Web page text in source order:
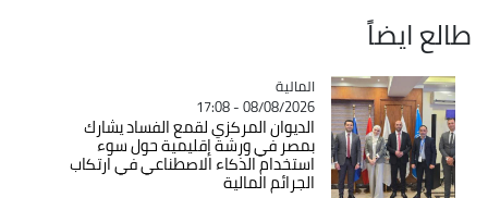
طالع ايضاً
Catégorie
المالية
08/08/2026 - 17:08
الديوان المركزي لقمع الفساد يشارك
بمصر في ورشة إقليمية حول سوء
استخدام الذكاء الاصطناعي في ارتكاب
الجرائم المالية